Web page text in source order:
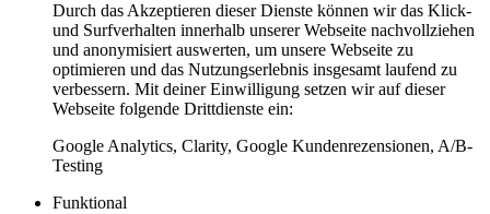
Durch das Akzeptieren dieser Dienste können wir das Klick-
und Surfverhalten innerhalb unserer Webseite nachvollziehen
und anonymisiert auswerten, um unsere Webseite zu
optimieren und das Nutzungserlebnis insgesamt laufend zu
verbessern. Mit deiner Einwilligung setzen wir auf dieser
Webseite folgende Drittdienste ein:
Google Analytics, Clarity, Google Kundenrezensionen, A/B-
Testing
Funktional